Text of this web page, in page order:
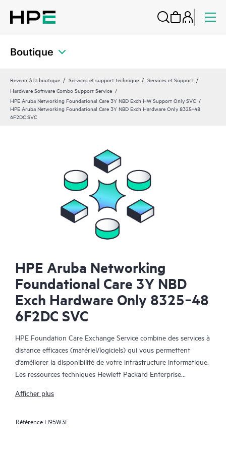
Boutique
Revenir à la boutique Services et support technique
Services et Support
Hardware Software Combo Support Service
HPE Aruba Networking Foundational Care 3Y NBD Exch HW Support Only SVC
HPE Aruba Networking Foundational Care 3Y NBD Exch Hardware Only 8325‑48
6F2DC SVC
HPE Aruba Networking
Foundational Care 3Y NBD
Exch Hardware Only 8325‑48
6F2DC SVC
HPE Foundation Care Exchange Service combine des services à
distance efficaces (matériel/logiciels) qui vous permettent
d’améliorer la disponibilité de votre infrastructure informatique.
Les ressources techniques Hewlett Packard Enterprise
problèmes matériels et logiciels survenus sur vos produits HPE.
Le service d’échange matériel propose un échange de pièces
Afficher plus
Référence H95W3E